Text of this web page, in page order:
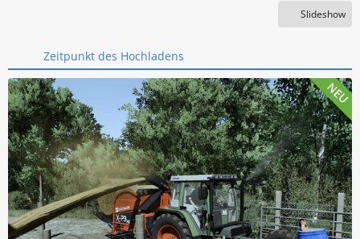
Slideshow
Zeitpunkt des Hochladens
NEU